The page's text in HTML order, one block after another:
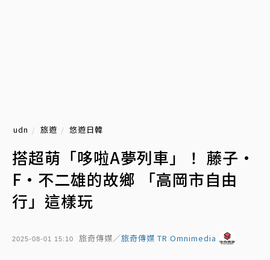
udn 旅遊 悠遊日韓
搭超萌「哆啦A夢列車」！ 藤子・
F・不二雄的故鄉 「高岡市自由
行」這樣玩
2025-08-01 15:10 旅奇傳媒／旅奇傳媒 TR Omnimedia